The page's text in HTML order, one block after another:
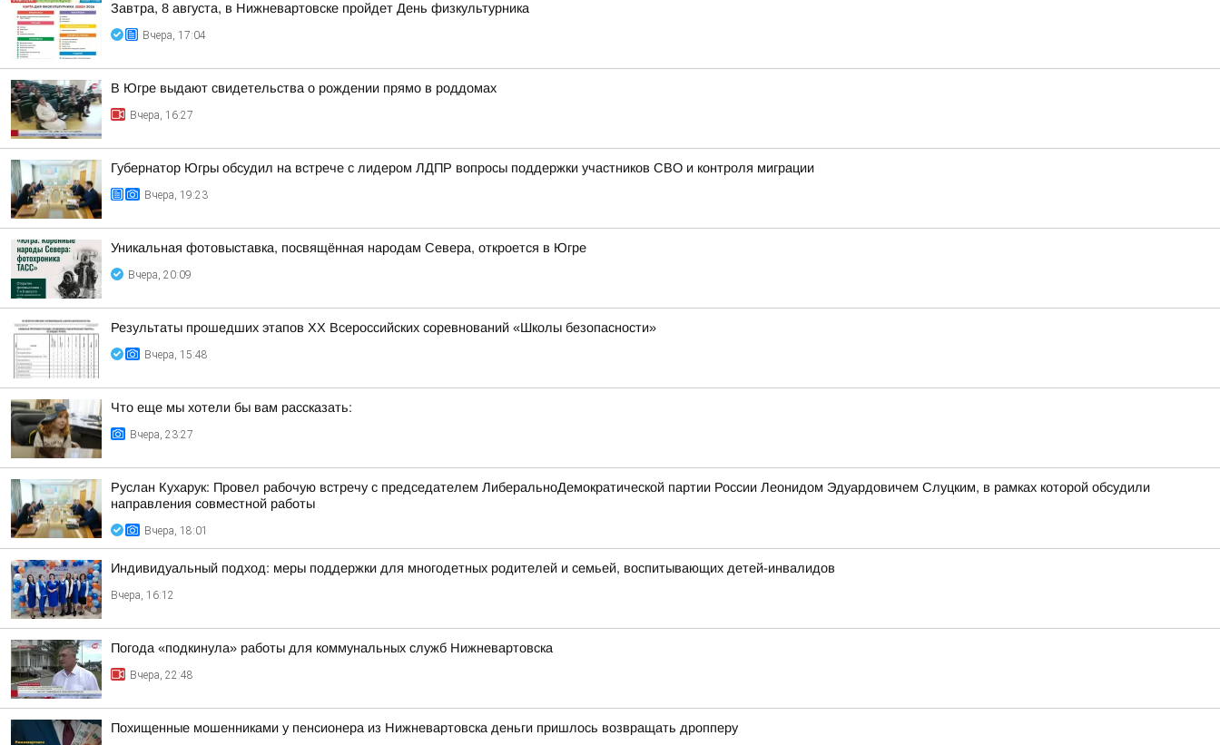
Завтра, 8 августа, в Нижневартовске пройдет День физкультурника
Вчера, 17:04
В Югре выдают свидетельства о рождении прямо в роддомах
Вчера, 16:27
Губернатор Югры обсудил на встрече с лидером ЛДПР вопросы поддержки участников СВО и контроля миграции
Вчера, 19:23
Уникальная фотовыставка, посвящённая народам Севера, откроется в Югре
Вчера, 20:09
Результаты прошедших этапов ХХ Всероссийских соревнований «Школы безопасности»
Вчера, 15:48
Что еще мы хотели бы вам рассказать:
Вчера, 23:27
Руслан Кухарук: Провел рабочую встречу с председателем ЛиберальноДемократической партии России Леонидом Эдуардовичем Слуцким, в рамках которой обсудили
направления совместной работы
Вчера, 18:01
Индивидуальный подход: меры поддержки для многодетных родителей и семьей, воспитывающих детей-инвалидов
Вчера, 16:12
Погода «подкинула» работы для коммунальных служб Нижневартовска
Вчера, 22:48
Похищенные мошенниками у пенсионера из Нижневартовска деньги пришлось возвращать дропперу